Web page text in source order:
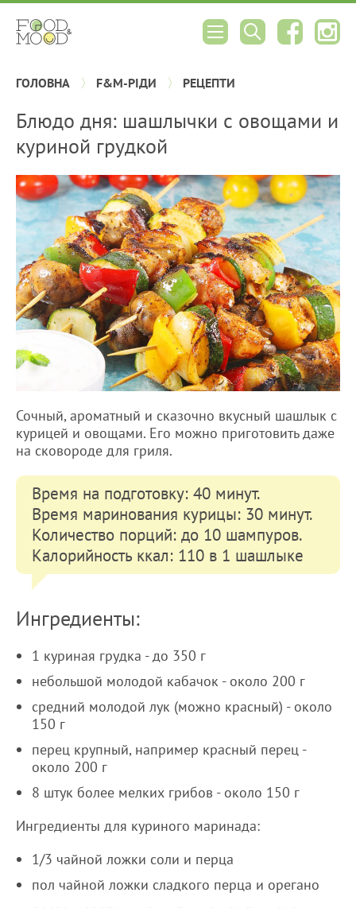
ГОЛОВНА F&M-РІДИ РЕЦЕПТИ
Блюдо дня: шашлычки с овощами и
куриной грудкой
Сочный, ароматный и сказочно вкусный шашлык с
курицей и овощами. Его можно приготовить даже
на сковороде для гриля.
Время на подготовку: 40 минут.
Время маринования курицы: 30 минут.
Количество порций: до 10 шампуров.
Калорийность ккал: 110 в 1 шашлыке
Ингредиенты:
1 куриная грудка - до 350 г
небольшой молодой кабачок - около 200 г
средний молодой лук (можно красный) - около
150 г
перец крупный, например красный перец -
около 200 г
8 штук более мелких грибов - около 150 г
Ингредиенты для куриного маринада:
1/3 чайной ложки соли и перца
пол чайной ложки сладкого перца и орегано